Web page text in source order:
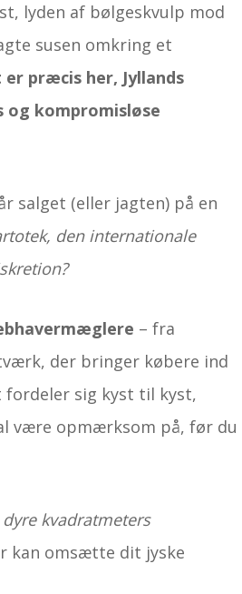
lyden af bølgeskvulp mod
susen omkring et
er præcis her, Jyllands
og kompromisløse
salget (eller jagten) på en
den internationale
– fra
der bringer købere ind
fordeler sig kyst til kyst,
være opmærksom på, før du
dyre kvadratmeters
kan omsætte dit jyske